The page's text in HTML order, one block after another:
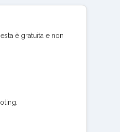
è gratuita e non